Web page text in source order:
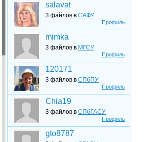
Профиль
salavat
3 файлов в САФУ
Профиль
mimka
3 файлов в МГСУ
Профиль
120171
3 файлов в СПбПУ
Профиль
Chia19
3 файлов в СПбГАСУ
gto8787